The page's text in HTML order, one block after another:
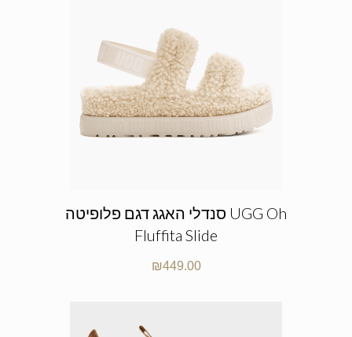
סנדלי האגג דגם פלופיטה UGG Oh
Fluffita Slide
₪449.00